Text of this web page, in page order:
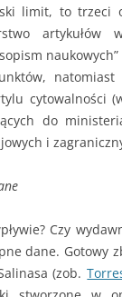
limit, to trzeci
artykułów
cytowalności
do
i
Czy
dane. Gotowy
(zob.